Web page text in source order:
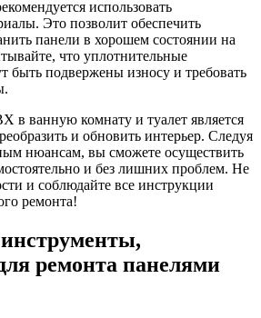
использовать
Это позволит обеспечить
панели в хорошем состоянии на
что уплотнительные
быть подвержены износу и требовать
в ванную комнату и туалет является
и обновить интерьер. Следуя
нюансам, вы сможете осуществить
и без лишних проблем. Не
и соблюдайте все инструкции
ремонта!
ремонта панелями